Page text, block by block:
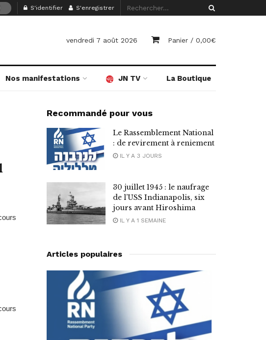
S'identifier S'enregistrer
vendredi 7 août 2026 Panier / 0,00€
Nos manifestations JN TV La Boutique
Recommandé pour vous
Le Rassemblement National
: de revirement à reniement
IL Y A 3 JOURS
30 juillet 1945 : le naufrage
de l’USS Indianapolis, six
jours avant Hiroshima
IL Y A 1 SEMAINE
Articles populaires